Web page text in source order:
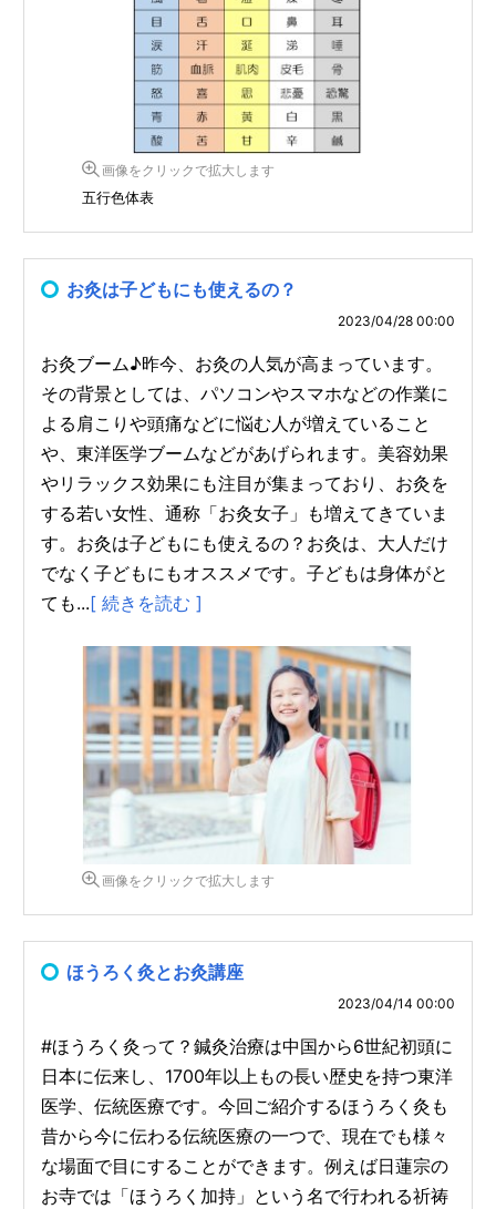
画像をクリックで拡大します
五行色体表
お灸は子どもにも使えるの？
2023/04/28 00:00
お灸ブーム♪昨今、お灸の人気が高まっています。
その背景としては、パソコンやスマホなどの作業に
よる肩こりや頭痛などに悩む人が増えていること
や、東洋医学ブームなどがあげられます。美容効果
やリラックス効果にも注目が集まっており、お灸を
する若い女性、通称「お灸女子」も増えてきていま
す。お灸は子どもにも使えるの？お灸は、大人だけ
でなく子どもにもオススメです。子どもは身体がと
ても...[ 続きを読む ]
画像をクリックで拡大します
ほうろく灸とお灸講座
2023/04/14 00:00
#ほうろく灸って？鍼灸治療は中国から6世紀初頭に
日本に伝来し、1700年以上もの長い歴史を持つ東洋
医学、伝統医療です。今回ご紹介するほうろく灸も
昔から今に伝わる伝統医療の一つで、現在でも様々
な場面で目にすることができます。例えば日蓮宗の
お寺では「ほうろく加持」という名で行われる祈祷